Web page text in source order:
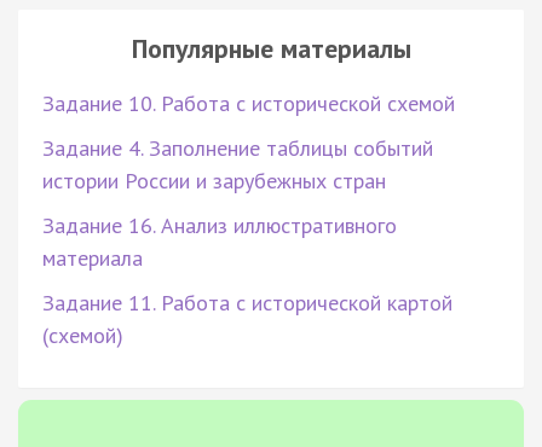
Популярные материалы
Задание 10. Работа с исторической схемой
Задание 4. Заполнение таблицы событий
истории России и зарубежных стран
Задание 16. Анализ иллюстративного
материала
Задание 11. Работа с исторической картой
(схемой)